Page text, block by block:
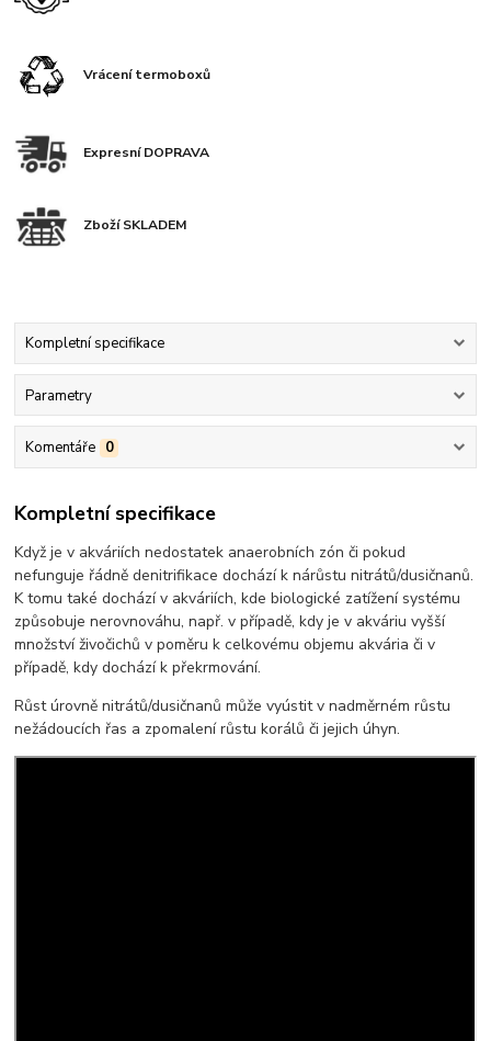
Vrácení termoboxů
Expresní DOPRAVA
Zboží SKLADEM
Kompletní specifikace
Parametry
Komentáře 0
Kompletní specifikace
Když je v akváriích nedostatek anaerobních zón či pokud
nefunguje řádně denitrifikace dochází k nárůstu nitrátů/dusičnanů.
K tomu také dochází v akváriích, kde biologické zatížení systému
způsobuje nerovnováhu, např. v případě, kdy je v akváriu vyšší
množství živočichů v poměru k celkovému objemu akvária či v
případě, kdy dochází k překrmování.
Růst úrovně nitrátů/dusičnanů může vyústit v nadměrném růstu
nežádoucích řas a zpomalení růstu korálů či jejich úhyn.